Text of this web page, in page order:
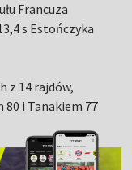
Francuza
s Estończyka
z 14 rajdów,
i Tanakiem 77